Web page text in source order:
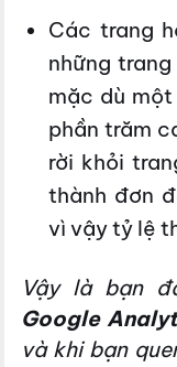
Các trang
những
mặc dù
phần trăm
rời khỏi
thành đơn
vì vậy tỷ lệ
Vậy là bạn
Google
và khi bạn